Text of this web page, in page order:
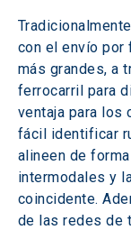
con el envío por
más grandes, a
ferrocarril para
ventaja para los
fácil identificar
alineen de
intermodales y
coincidente.
de las redes de